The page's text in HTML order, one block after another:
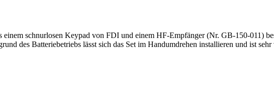
einem schnurlosen Keypad von FDI und einem HF-Empfänger (Nr. GB-150-011)
des Batteriebetriebs lässt sich das Set im Handumdrehen installieren und ist